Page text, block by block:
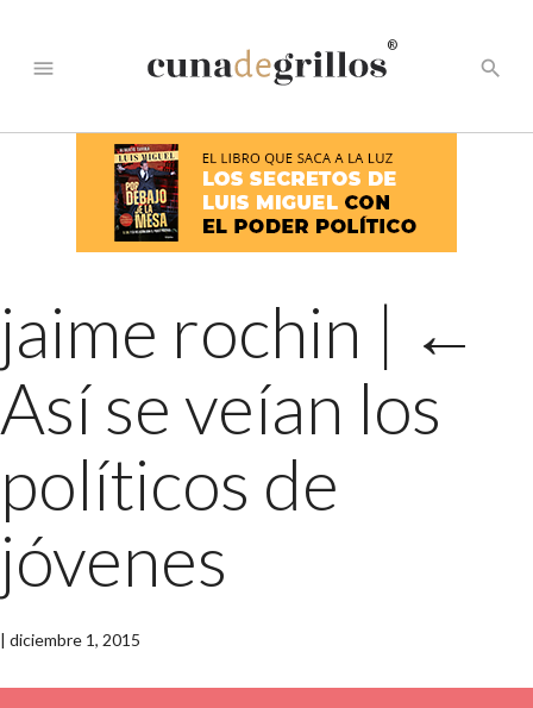
menu
®
search
jaime rochin | ←
Así se veían los
políticos de
jóvenes
| diciembre 1, 2015